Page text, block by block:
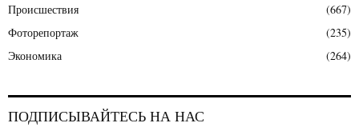
Происшествия
(667)
Фоторепортаж
(235)
Экономика
(264)
ПОДПИСЫВАЙТЕСЬ НА НАС